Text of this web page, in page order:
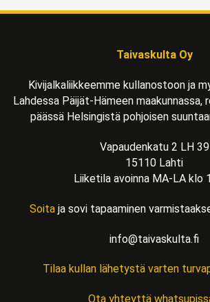
Taivaskulta Oy
Kivijalkaliikkeemme kullanostoon ja
Lahdessa Päijät-Hämeen maakunnassa,
päässä Helsingistä pohjoisen
Vapaudenkatu 2 LH 39
15110 Lahti
Liiketila avoinna MA-LA klo
Soita ja sovi tapaaminen
info@taivaskulta.fi
Tilaa kullan lähetystä varten
Ota yhteyttä